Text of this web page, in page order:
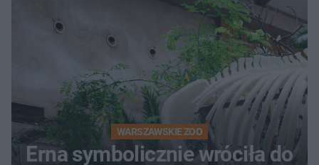
WARSZAWSKIE ZOO
Erna symbolicznie wróciła do